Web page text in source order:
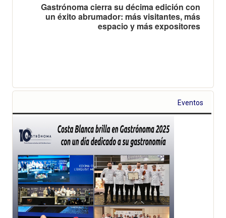
Gastrónoma cierra su décima edición con
un éxito abrumador: más visitantes, más
espacio y más expositores
Eventos